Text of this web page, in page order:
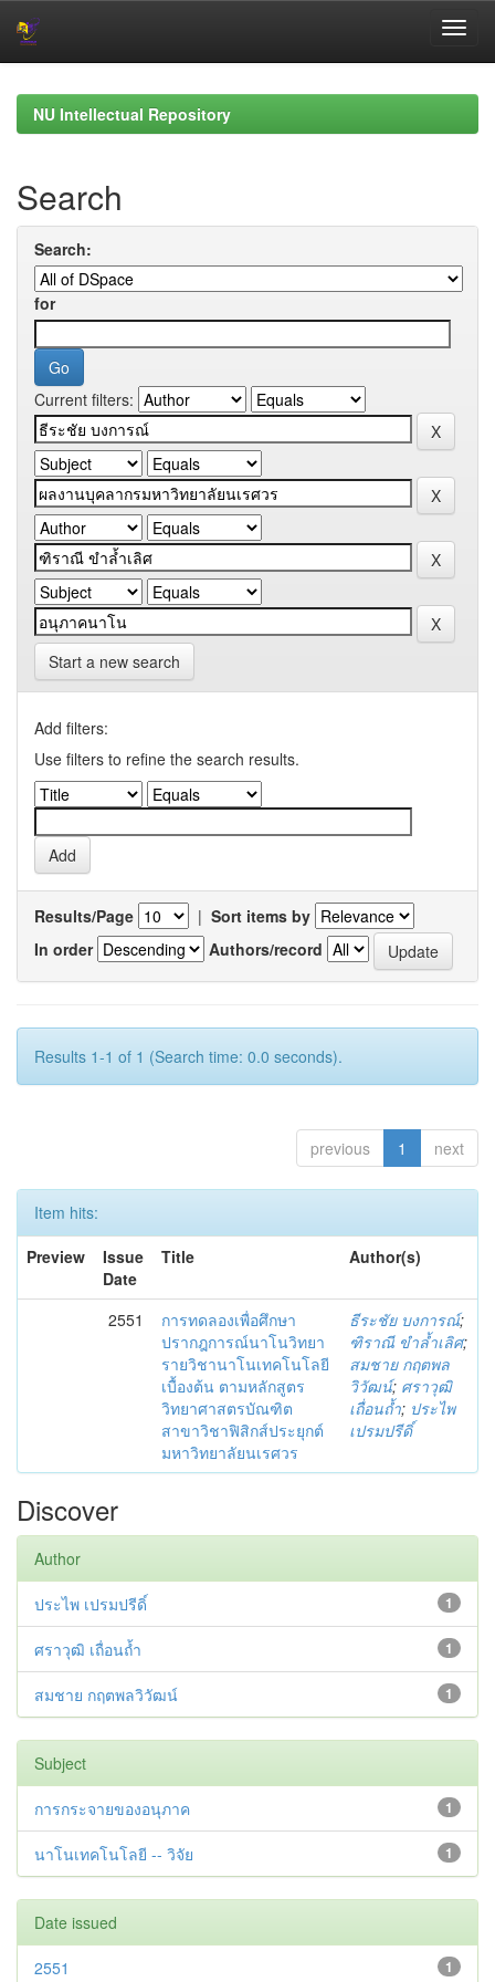
navigationNU Intellectual Repository
Search
Search:
for
Current filters:
Start a new search
Add filters:
Use filters to refine the search results.
Results/Page | Sort items by
In order
Authors/record
Results 1-1 of 1 (Search time: 0.0 seconds).
previous 1 next
Item hits:
Preview
Issue
Date
Title Author(s)
2551
การทดลองเพื่อศึกษา
ปรากฎการณ์นาโนวิทยา
รายวิชานาโนเทคโนโลยี
เบื้องต้น ตามหลักสูตร
วิทยาศาสตรบัณฑิต
สาขาวิชาฟิสิกส์ประยุกต์
มหาวิทยาลัยนเรศวร
ธีระชัย บงการณ์;
ฑิราณี ขำล้ำเลิศ;
สมชาย กฤตพล
วิวัฒน์; ศราวุฒิ
เถื่อนถ้ำ; ประไพ
เปรมปรีดิ์
Discover
Author
1
ประไพ เปรมปรีดิ์
1
ศราวุฒิ เถื่อนถ้ำ
1
สมชาย กฤตพลวิวัฒน์
Subject
1
การกระจายของอนุภาค
1
นาโนเทคโนโลยี -- วิจัย
Date issued
1
2551